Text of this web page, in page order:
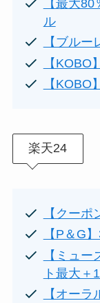
【最大
ル
【ブル
【KOBO
【KOBO
楽天24
【クー
【P＆G
【ミュ
ト最大＋
【オー